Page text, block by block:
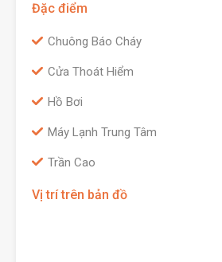
Đặc điểm
Chuông Báo Cháy
Cửa Thoát Hiểm
Hồ Bơi
Máy Lạnh Trung Tâm
Trần Cao
Vị trí trên bản đồ